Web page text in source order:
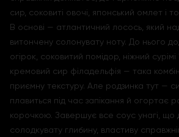
сир, соковиті овочі, японський омлет і
В основі — атлантичний лосось, який
витончену солонувату ноту. До нього
огірок, соковитий помідор, ніжний сурімі
кремовий сир філадельфія — така
приємну текстуру. Але родзинка тут —
плавиться під час запікання й
корочкою. Завершує все соус унагі, що
солодкувату глибину, властиву